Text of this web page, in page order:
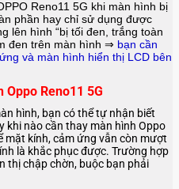
Reno11 5G khi màn hình bị
phần hay chỉ sử dụng được
lên hình “bị tối đen, trắng toàn
đen trên màn hình ⇒ bạn cần
và màn hình hiển thị LCD bên
Reno11 5G
hình, bạn có thể tự nhận biết
khi nào cần thay màn hình Oppo
mặt kính, cảm ứng vẫn còn mượt
là khắc phục được. Trường hợp
thị chập chờn, buộc bạn phải